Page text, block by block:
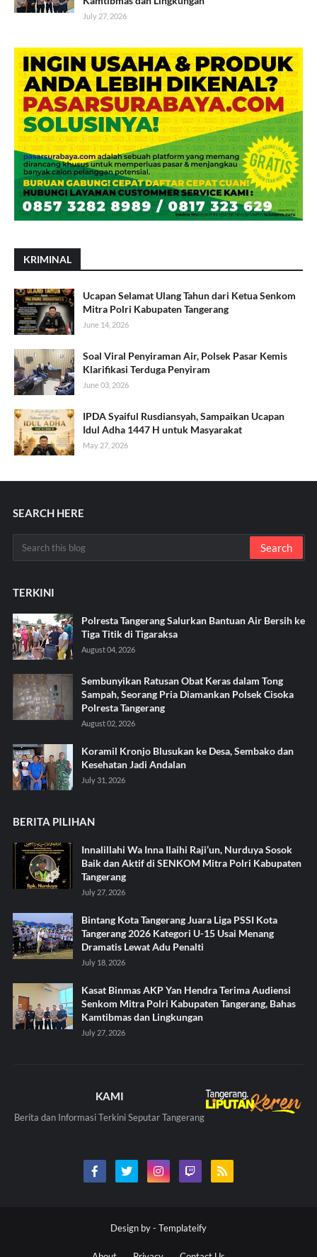
July 27, 2026
KRIMINAL
Ucapan Selamat Ulang Tahun dari Ketua Senkom
Mitra Polri Kabupaten Tangerang
June 14, 2026
Soal Viral Penyiraman Air, Polsek Pasar Kemis
Klarifikasi Terduga Penyiram
June 03, 2026
IPDA Syaiful Rusdiansyah, Sampaikan Ucapan
Idul Adha 1447 H untuk Masyarakat
May 27, 2026
SEARCH HERE
TERKINI
Polresta Tangerang Salurkan Bantuan Air Bersih ke
Tiga Titik di Tigaraksa ‎
August 04, 2026
Sembunyikan Ratusan Obat Keras dalam Tong
Sampah, Seorang Pria Diamankan Polsek Cisoka
Polresta Tangerang
August 02, 2026
Koramil Kronjo Blusukan ke Desa, Sembako dan
Kesehatan Jadi Andalan ‎
July 31, 2026
BERITA PILIHAN
Innalillahi Wa Inna Ilaihi Raji’un, Nurduya Sosok
Baik dan Aktif di SENKOM Mitra Polri Kabupaten
Tangerang
July 27, 2026
Bintang Kota Tangerang Juara Liga PSSI Kota
Tangerang 2026 Kategori U-15 Usai Menang
Dramatis Lewat Adu Penalti
July 18, 2026
Kasat Binmas AKP Yan Hendra Terima Audiensi
Senkom Mitra Polri Kabupaten Tangerang, Bahas
Kamtibmas dan Lingkungan
July 27, 2026
KAMI
Berita dan Informasi Terkini Seputar Tangerang
Design by - Templateify